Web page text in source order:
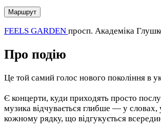
Маршрут
FEELS GARDEN просп. Академіка
Про подію
Це той самий голос нового покоління в
Є концерти, куди приходять просто
музика відчувається глибше — у словах,
кожному рядку, що відгукується